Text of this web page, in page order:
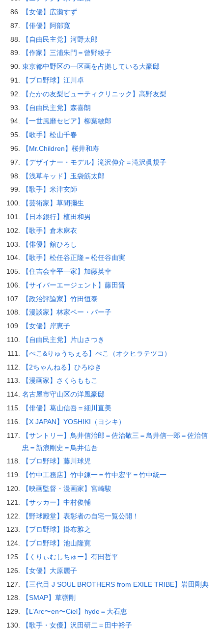
【女優】広瀬すず
【俳優】阿部寛
【自由民主党】河野太郎
【作家】三浦朱門＝曾野綾子
東京都中野区の一区画を占拠している大豪邸
【プロ野球】江川卓
【たかの友梨ビューティクリニック】高野友梨
【自由民主党】森喜朗
【一世風靡セピア】柳葉敏郎
【歌手】松山千春
【Mr.Children】桜井和寿
【デザイナー・モデル】滝沢伸介＝滝沢眞規子
【浅草キッド】玉袋筋太郎
【歌手】米津玄師
【芸術家】草間彌生
【日本銀行】植田和男
【歌手】倉木麻衣
【俳優】舘ひろし
【歌手】松任谷正隆＝松任谷由実
【住吉会幸平一家】加藤英幸
【サイバーエージェント】藤田晋
【政治評論家】竹田恒泰
【漫談家】林家ペー・パー子
【女優】岸恵子
【自由民主党】片山さつき
【ぺこ&りゅうちぇる】ぺこ（オクヒラテツコ）
【2ちゃんねる】ひろゆき
【漫画家】さくらももこ
名古屋市守山区の洋風豪邸
【俳優】葛山信吾＝細川直美
【X JAPAN】YOSHIKI（ヨシキ）
【サントリー】鳥井信治郎＝佐治敬三＝鳥井信一郎＝佐治信
忠＝新浪剛史＝鳥井信吾
【プロ野球】藤川球児
【竹中工務店】竹中錬一＝竹中宏平＝竹中統一
【映画監督・漫画家】宮崎駿
【サッカー】中村俊輔
【野球殿堂】表彰者の自宅一覧公開！
【プロ野球】掛布雅之
【プロ野球】池山隆寛
【くりぃむしちゅー】有田哲平
【女優】大原麗子
【三代目 J SOUL BROTHERS from EXILE TRIBE】岩田剛典
【SMAP】草彅剛
【L’Arc〜en〜Ciel】hyde＝大石恵
【歌手・女優】沢田研二＝田中裕子